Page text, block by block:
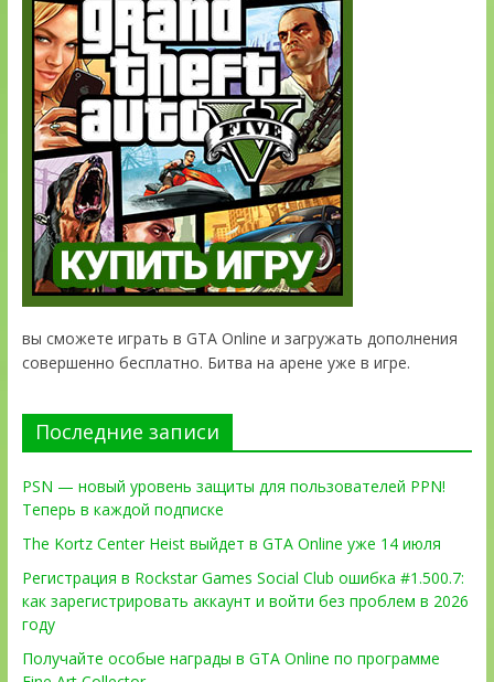
вы сможете играть в GTA Online и загружать дополнения
совершенно бесплатно. Битва на арене уже в игре.
Последние записи
PSN — новый уровень защиты для пользователей PPN!
Теперь в каждой подписке
The Kortz Center Heist выйдет в GTA Online уже 14 июля
Регистрация в Rockstar Games Social Club ошибка #1.500.7:
как зарегистрировать аккаунт и войти без проблем в 2026
году
Получайте особые награды в GTA Online по программе